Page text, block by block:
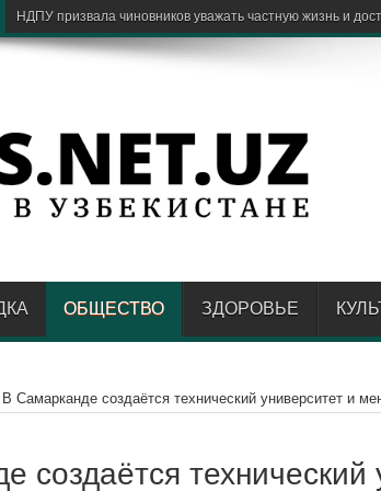
С какими
ОБЩЕСТВО ЗДОРОВЬЕ
В Самарканде создаётся технический университет и
создаётся технический